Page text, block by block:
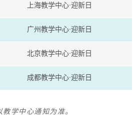
上海教学中心·迎新日
广州教学中心·迎新日
北京教学中心·迎新日
成都教学中心·迎新日
学中心通知为准。